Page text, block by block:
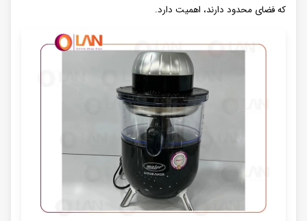
که فضای محدود دارند، اهمیت دارد.